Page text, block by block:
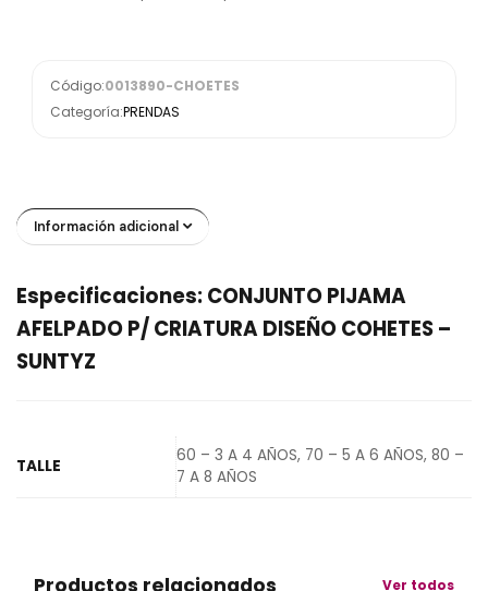
Código:0013890-CHOETES
Categoría:PRENDAS
Información adicional
Especificaciones: CONJUNTO PIJAMA
AFELPADO P/ CRIATURA DISEÑO COHETES –
SUNTYZ
TALLE
60 – 3 A 4 AÑOS, 70 – 5 A 6 AÑOS, 80 –
7 A 8 AÑOS
Productos relacionados Ver todos